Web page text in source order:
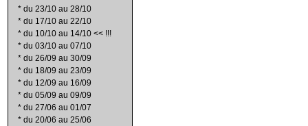
* du 23/10 au 28/10
* du 17/10 au 22/10
* du 10/10 au 14/10 << !!!
* du 03/10 au 07/10
* du 26/09 au 30/09
* du 18/09 au 23/09
* du 12/09 au 16/09
* du 05/09 au 09/09
* du 27/06 au 01/07
* du 20/06 au 25/06